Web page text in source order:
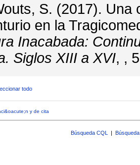
S. (2017). Una
en la
Inacabada:
Siglos XIII a XVI, ,
todo
y de cita
Búsqueda CQL |